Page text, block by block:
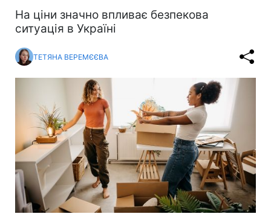
На ціни значно впливає безпекова
ситуація в Україні
ТЕТЯНА ВЕРЕМЄЄВА